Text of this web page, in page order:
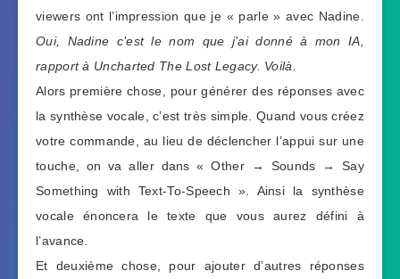
viewers ont l’impression que je « parle » avec Nadine.
Oui, Nadine c’est le nom que j’ai donné à mon IA,
rapport à Uncharted The Lost Legacy. Voilà.
Alors première chose, pour générer des réponses avec
la synthèse vocale, c’est très simple. Quand vous créez
votre commande, au lieu de déclencher l’appui sur une
touche, on va aller dans « Other → Sounds → Say
Something with Text-To-Speech ». Ainsi la synthèse
vocale énoncera le texte que vous aurez défini à
l’avance.
Et deuxième chose, pour ajouter d’autres réponses